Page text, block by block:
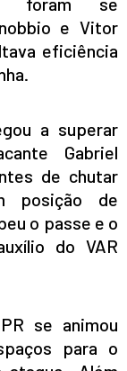
e Vitor
eficiência
a superar
Gabriel
de chutar
posição de
o passe e o
do VAR
se animou
para o